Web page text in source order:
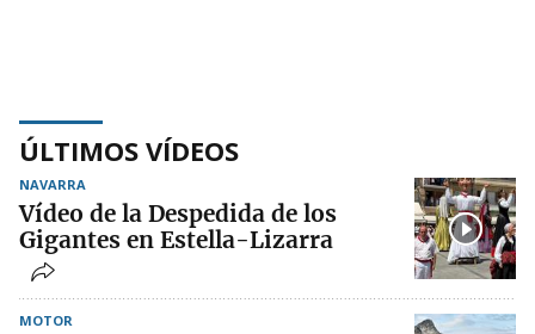
ÚLTIMOS VÍDEOS
NAVARRA
Vídeo de la Despedida de los
Gigantes en Estella-Lizarra
MOTOR